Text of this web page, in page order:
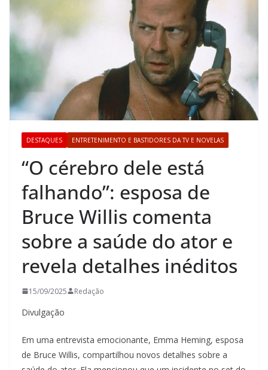
DESTAQUES ENTRETENIMENTO E BASTIDORES DA TV E NOVELAS
“O cérebro dele está
falhando”: esposa de
Bruce Willis comenta
sobre a saúde do ator e
revela detalhes inéditos
15/09/2025 Redação
Divulgação
Em uma entrevista emocionante, Emma Heming, esposa
de Bruce Willis, compartilhou novos detalhes sobre a